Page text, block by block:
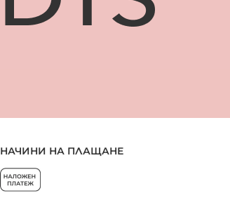
НАЧИНИ НА ПЛАЩАНЕ